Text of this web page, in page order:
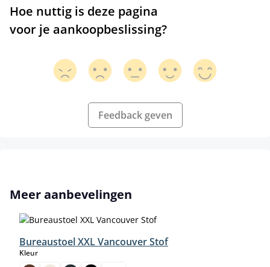
Hoe nuttig is deze pagina
voor je aankoopbeslissing?
Feedback geven
Productgalerij overslaan
Meer aanbevelingen
Bureaustoel XXL Vancouver Stof
Kleurselect